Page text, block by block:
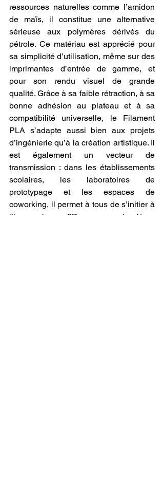
ressources naturelles comme l’amidon
de maïs, il constitue une alternative
sérieuse aux polymères dérivés du
pétrole. Ce matériau est apprécié pour
sa simplicité d’utilisation, même sur des
imprimantes d’entrée de gamme, et
pour son rendu visuel de grande
qualité. Grâce à sa faible rétraction, à sa
bonne adhésion au plateau et à sa
compatibilité universelle, le Filament
PLA s’adapte aussi bien aux projets
d’ingénierie qu’à la création artistique. Il
est également un vecteur de
transmission : dans les établissements
scolaires, les laboratoires de
prototypage et les espaces de
coworking, il permet à tous de s’initier à
l’impression 3D sans barrières